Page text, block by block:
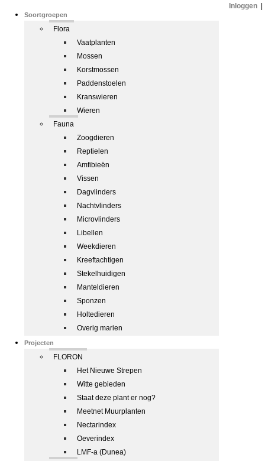
Soortgroepen
Flora
Vaatplanten
Mossen
Korstmossen
Paddenstoelen
Kranswieren
Wieren
Fauna
Zoogdieren
Reptielen
Amfibieën
Vissen
Dagvlinders
Nachtvlinders
Microvlinders
Libellen
Weekdieren
Kreeftachtigen
Stekelhuidigen
Manteldieren
Sponzen
Holtedieren
Overig marien
Projecten
FLORON
Het Nieuwe Strepen
Witte gebieden
Staat deze plant er nog?
Meetnet Muurplanten
Nectarindex
Oeverindex
LMF-a (Dunea)
Inloggen